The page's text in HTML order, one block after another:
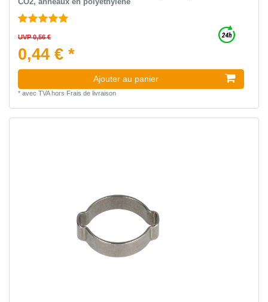
UVP 0,56 €
0,44 € *
Ajouter au panier
* avec TVAhors Frais de livraison